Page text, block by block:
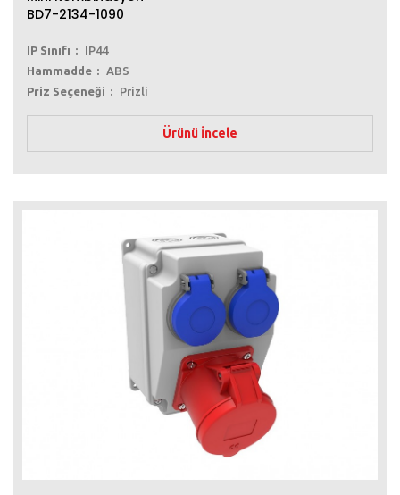
BD7-2134-1090
IP Sınıfı
IP44
Hammadde
ABS
Priz Seçeneği
Prizli
Ürünü İncele